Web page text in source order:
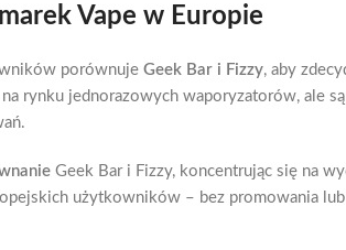
Vape w Europie
porównuje Geek Bar i Fizzy, aby
rynku jednorazowych waporyzatorów, ale
Geek Bar i Fizzy, koncentrując się na
użytkowników – bez promowania